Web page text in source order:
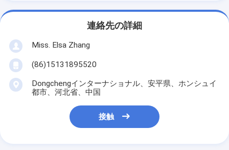
連絡先の詳細
Miss. Elsa Zhang
(86)15131895520
Dongchengインターナショナル、安平県、ホンシュイ
都市、河北省、中国
接触